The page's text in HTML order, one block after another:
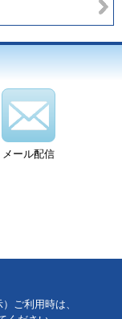
メール配信
ご利用時は、